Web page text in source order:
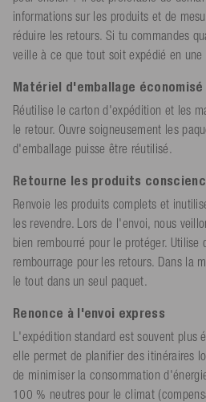
informations sur les produits et de
réduire les retours. Si tu commandes
veille à ce que tout soit expédié en une
Matériel d'emballage économisé
Réutilise le carton d'expédition et les
le retour. Ouvre soigneusement les
d'emballage puisse être réutilisé.
Retourne les produits
Renvoie les produits complets et
les revendre. Lors de l'envoi, nous
bien rembourré pour le protéger.
rembourrage pour les retours. Dans la
le tout dans un seul paquet.
Renonce à l'envoi express
L'expédition standard est souvent plus
elle permet de planifier des itinéraires
de minimiser la consommation
100 % neutres pour le climat